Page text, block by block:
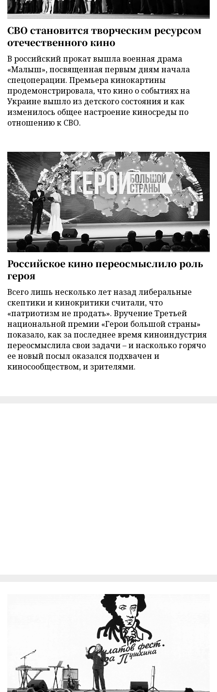
СВО становится творческим ресурсом
отечественного кино
В российский прокат вышла военная драма
«Малыш», посвященная первым дням начала
спецоперации. Премьера кинокартины
продемонстрировала, что кино о событиях на
Украине вышло из детского состояния и как
изменилось общее настроение киносреды по
отношению к СВО.
Российское кино переосмыслило роль
героя
Всего лишь несколько лет назад либеральные
скептики и кинокритики считали, что
«патриотизм не продать». Вручение Третьей
национальной премии «Герои большой страны»
показало, как за последнее время киноиндустрия
переосмыслила свои задачи – и насколько горячо
ее новый посыл оказался подхвачен и
киносообществом, и зрителями.